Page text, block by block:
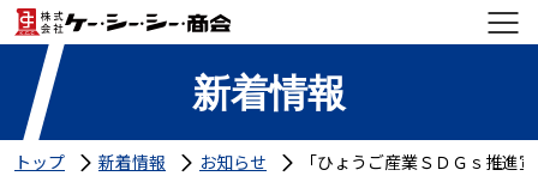
新着情報
トップ 新着情報 お知らせ 「ひょうご産業ＳＤＧｓ推進